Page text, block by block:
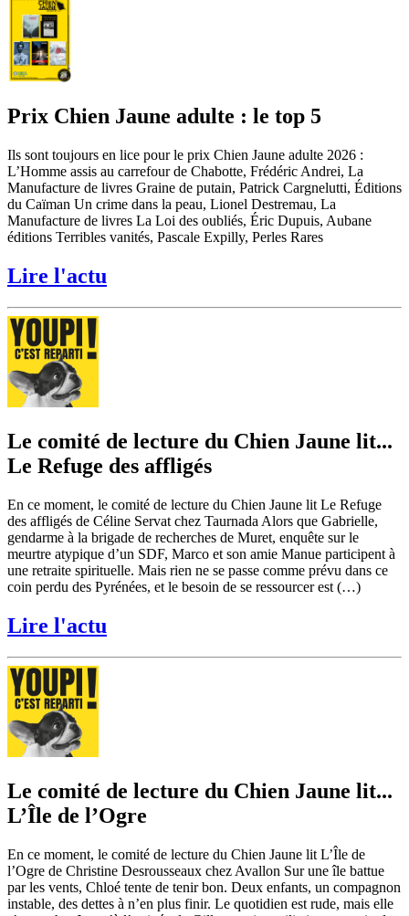
Prix Chien Jaune adulte : le top 5
Ils sont toujours en lice pour le prix Chien Jaune adulte 2026 :
L’Homme assis au carrefour de Chabotte, Frédéric Andrei, La
Manufacture de livres Graine de putain, Patrick Cargnelutti, Éditions
du Caïman Un crime dans la peau, Lionel Destremau, La
Manufacture de livres La Loi des oubliés, Éric Dupuis, Aubane
éditions Terribles vanités, Pascale Expilly, Perles Rares
Lire l'actu
Le comité de lecture du Chien Jaune lit...
Le Refuge des affligés
En ce moment, le comité de lecture du Chien Jaune lit Le Refuge
des affligés de Céline Servat chez Taurnada Alors que Gabrielle,
gendarme à la brigade de recherches de Muret, enquête sur le
meurtre atypique d’un SDF, Marco et son amie Manue participent à
une retraite spirituelle. Mais rien ne se passe comme prévu dans ce
coin perdu des Pyrénées, et le besoin de se ressourcer est (…)
Lire l'actu
Le comité de lecture du Chien Jaune lit...
L’Île de l’Ogre
En ce moment, le comité de lecture du Chien Jaune lit L’Île de
l’Ogre de Christine Desrousseaux chez Avallon Sur une île battue
par les vents, Chloé tente de tenir bon. Deux enfants, un compagnon
instable, des dettes à n’en plus finir. Le quotidien est rude, mais elle